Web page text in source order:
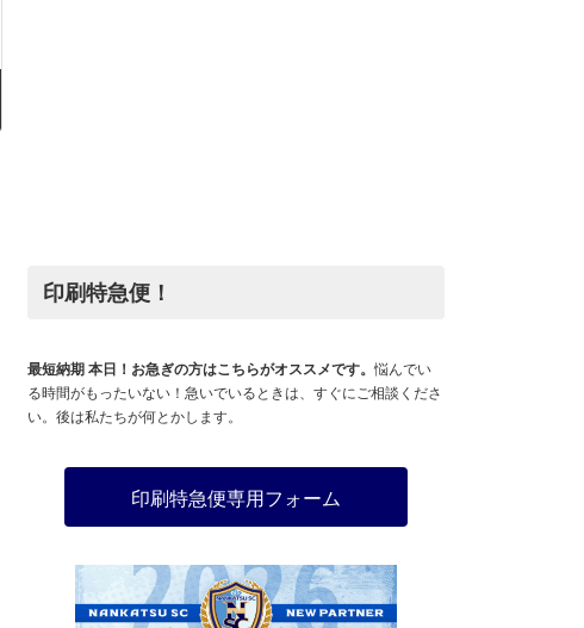
印刷特急便！
最短納期 本日！お急ぎの方はこちらがオススメです。悩んでい
る時間がもったいない！急いでいるときは、すぐにご相談くださ
い。後は私たちが何とかします。
印刷特急便専用フォーム